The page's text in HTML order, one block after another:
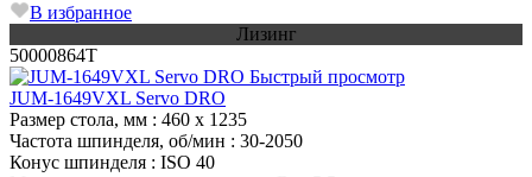
В избранное
Лизинг
50000864T
Быстрый просмотр
JUM-1649VXL Servo DRO
Размер стола, мм : 460 x 1235
Частота шпинделя, об/мин : 30-2050
Конус шпинделя : ISO 40